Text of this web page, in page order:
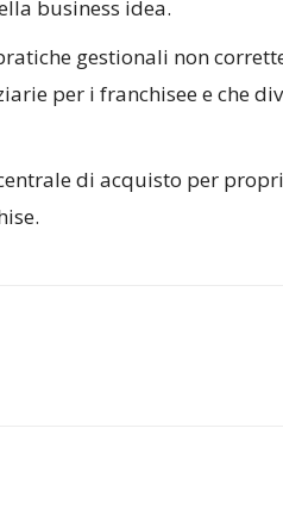
business idea.
gestionali non
per i franchisee e che
di acquisto per